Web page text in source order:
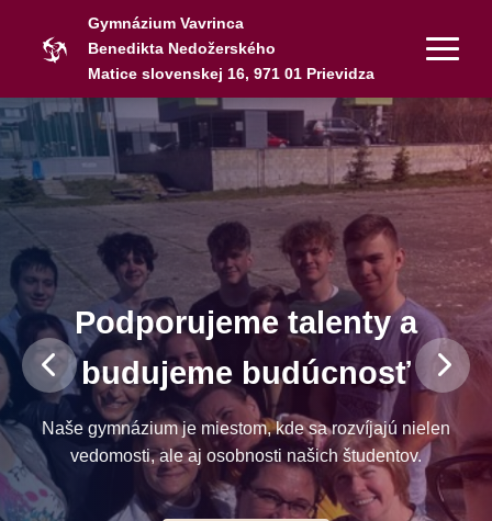
Gymnázium Vavrinca
Benedikta Nedožerského
Matice slovenskej 16, 971 01 Prievidza
Podporujeme talenty a
budujeme budúcnosť
Naše gymnázium je miestom, kde sa rozvíjajú nielen
vedomosti, ale aj osobnosti našich študentov.